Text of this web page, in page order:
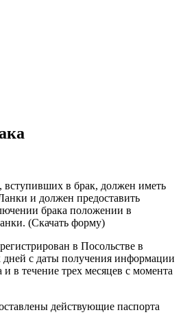
вступивших в брак, должен иметь
и должен предоставить
брака положении в
(Скачать форму)
в Посольстве в
дней с даты получения информации
в течение трех месяцев с момента
действующие паспорта